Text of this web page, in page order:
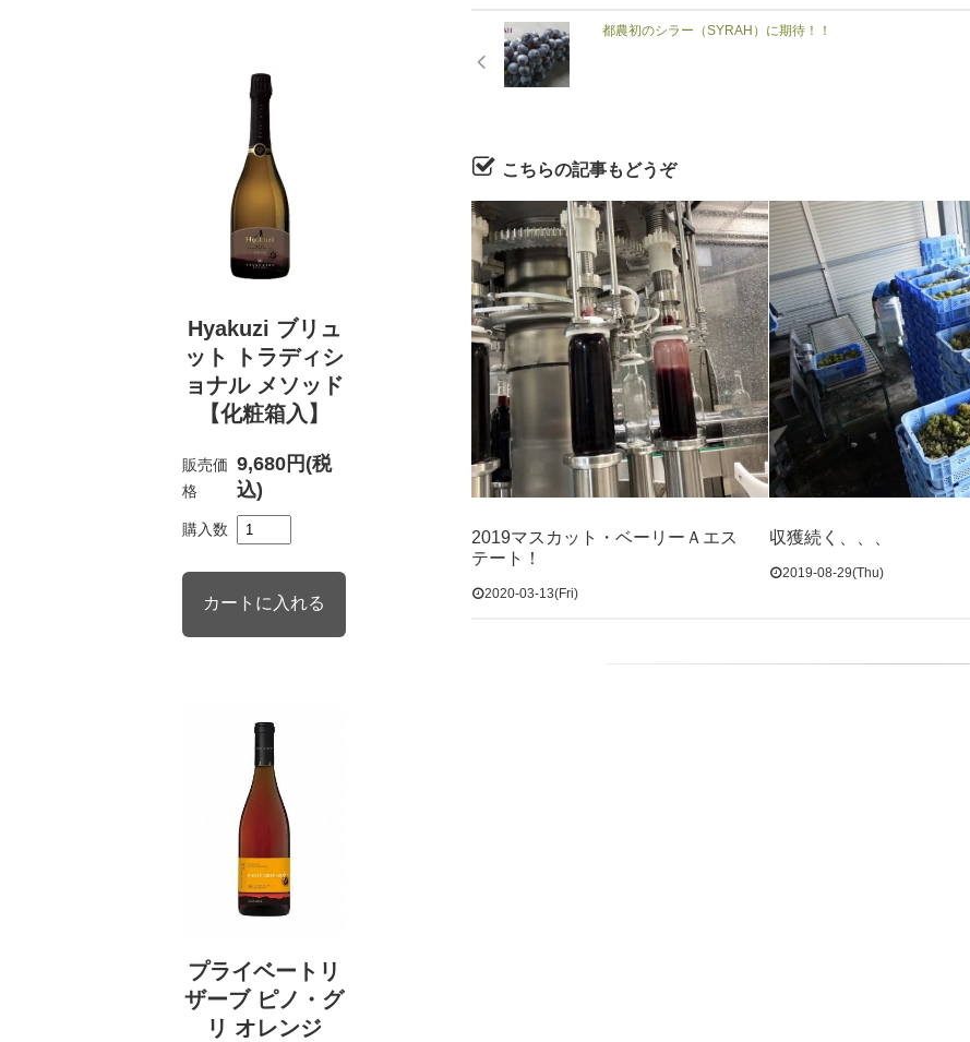
都農初のシラー（SYRAH）に期待！！
こちらの記事もどうぞ
2019マスカット・ベーリーＡエス
テート！
2020-03-13(Fri)
収獲続く、、、
2019-08-29(Thu)
Hyakuzi ブリュ
ット トラディシ
ョナル メソッド
【化粧箱入】
販売価
格
9,680円(税
込)
購入数
プライベートリ
ザーブ ピノ・グ
リ オレンジ